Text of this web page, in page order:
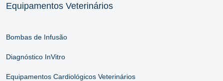
Equipamentos Veterinários
Bombas de Infusão
Diagnóstico InVitro
Equipamentos Cardiológicos Veterinários